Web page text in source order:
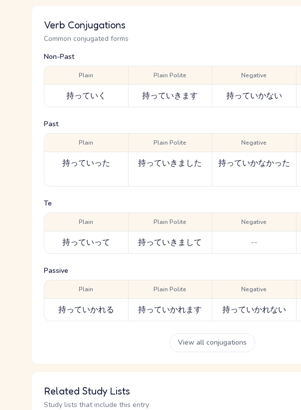
Verb Conjugations
Common conjugated forms
Non-Past
Plain
持っていく
Plain Polite
持っていきます
Negative
持っていかない
Past
Plain
持っていった
Plain Polite
持っていきました
Negative
持っていかなかった
Te
Plain
持っていって
Plain Polite
持っていきまして
Negative
--
Passive
Plain
持っていかれる
Plain Polite
持っていかれます
Negative
持っていかれない
View all conjugations
Related Study Lists
Study lists that include this entry